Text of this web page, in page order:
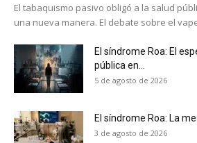
Subscribe to our daily
tobacco harm reduction in
El tabaquismo pasivo obligó a la salud
una nueva manera. El debate sobre el
El síndrome Roa: El
pública en...
5 de agosto de 2026
El síndrome Roa: La
3 de agosto de 2026